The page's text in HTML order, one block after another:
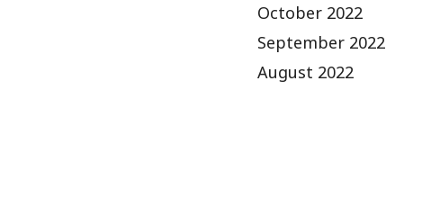
October 2022
September 2022
August 2022